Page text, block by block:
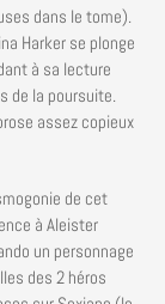
dans le tome).
Harker se plonge
à sa lecture
de la poursuite.
assez copieux
de cet
à Aleister
un personnage
des 2 héros